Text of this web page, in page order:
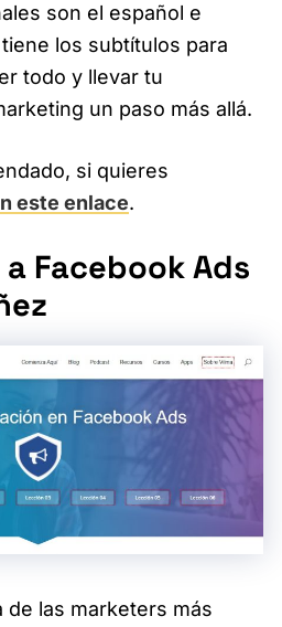
son el español e
los subtítulos para
todo y llevar tu
un paso más allá.
si quieres
este enlace.
Facebook Ads
de las marketers más